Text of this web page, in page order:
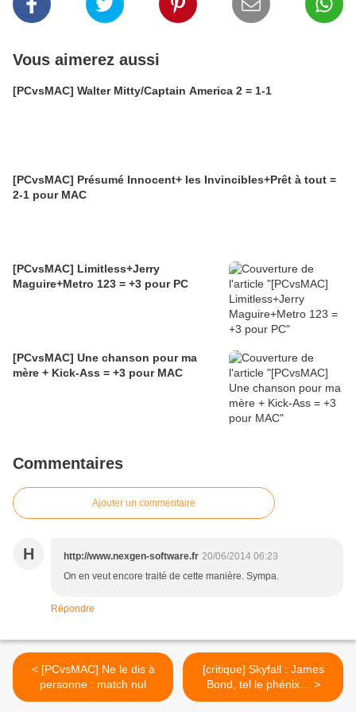
Vous aimerez aussi
[PCvsMAC] Walter Mitty/Captain America 2 = 1-1
[PCvsMAC] Présumé Innocent+ les Invincibles+Prêt à tout =
2-1 pour MAC
[PCvsMAC] Limitless+Jerry
Maguire+Metro 123 = +3 pour PC
[PCvsMAC] Une chanson pour ma
mère + Kick-Ass = +3 pour MAC
Commentaires
Ajouter un commentaire
H http://www.nexgen-software.fr 20/06/2014 06:23
On en veut encore traité de cette manière. Sympa.
Répondre
< [PCvsMAC] Ne le dis à
personne : match nul
[critique] Skyfall : James
Bond, tel le phénix… >